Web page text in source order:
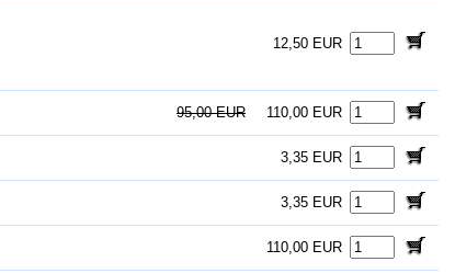
12,50 EUR
95,00 EUR 110,00 EUR
3,35 EUR
3,35 EUR
110,00 EUR